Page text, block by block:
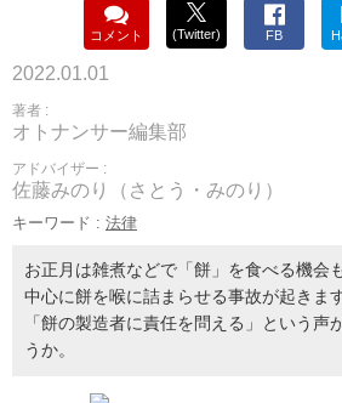
コメント (Twitter) FB
2022.01.01
著者 :
オトナンサー編集部
アドバイザー :
佐藤みのり（さとう・みのり）
キーワード : 法律
お正月は雑煮などで「餅」を食べる機会
中心に餅を喉に詰まらせる事故が起きま
「餅の製造者に責任を問える」という声
うか。